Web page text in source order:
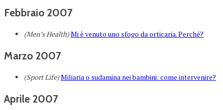
Febbraio 2007
(Men’s Health)Mi è venuto uno sfogo da orticaria. Perché?
Marzo 2007
(Sport Life)Miliaria o sudamina nei bambini: come intervenire?
Aprile 2007